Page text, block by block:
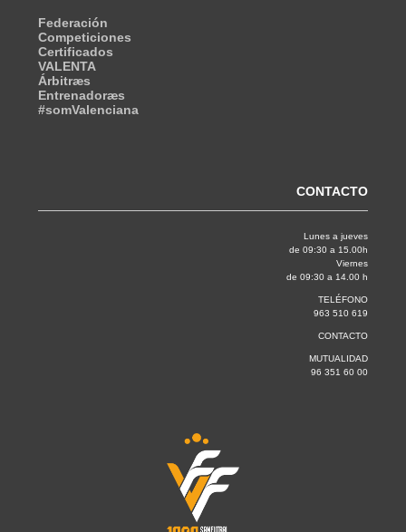
Federación
Competiciones
Certificados
VALENTA
Árbitræs
Entrenadoræs
#somValenciana
CONTACTO
Lunes a jueves
de 09:30 a 15.00h
Viernes
de 09:30 a 14.00 h
TELÉFONO
963 510 619
CONTACTO
MUTUALIDAD
96 351 60 00